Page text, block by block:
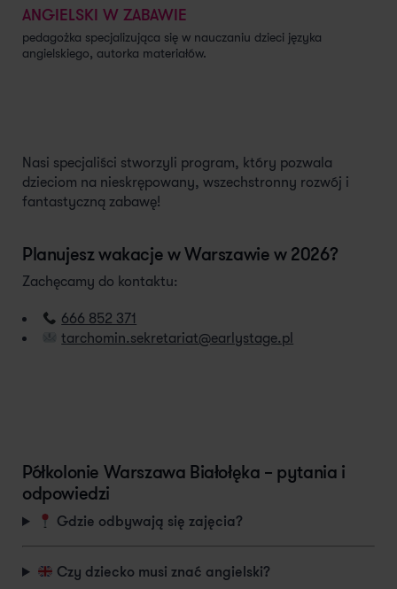
ANGIELSKI W ZABAWIE
pedagożka specjalizująca się w nauczaniu dzieci języka
angielskiego, autorka materiałów.
Nasi specjaliści stworzyli program, który pozwala
dzieciom na nieskrępowany, wszechstronny rozwój i
fantastyczną zabawę!
Planujesz wakacje w Warszawie w 2026?
Zachęcamy do kontaktu:
666 852 371
tarchomin.sekretariat@earlystage.pl
Półkolonie Warszawa Białołęka – pytania i
odpowiedzi
Gdzie odbywają się zajęcia?
Czy dziecko musi znać angielski?